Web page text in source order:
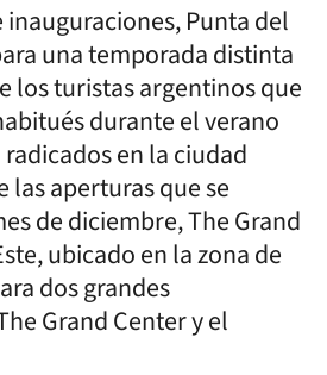
inauguraciones, Punta del
una temporada distinta
los turistas argentinos que
durante el verano
en la ciudad
las aperturas que se
de diciembre, The Grand
ubicado en la zona de
dos grandes
Grand Center y el